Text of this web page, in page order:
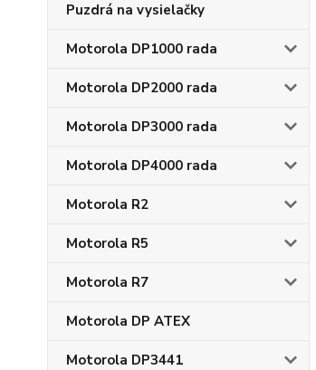
Puzdrá na vysielačky
Motorola DP1000 rada
Motorola DP2000 rada
Motorola DP3000 rada
Motorola DP4000 rada
Motorola R2
Motorola R5
Motorola R7
Motorola DP ATEX
Motorola DP3441